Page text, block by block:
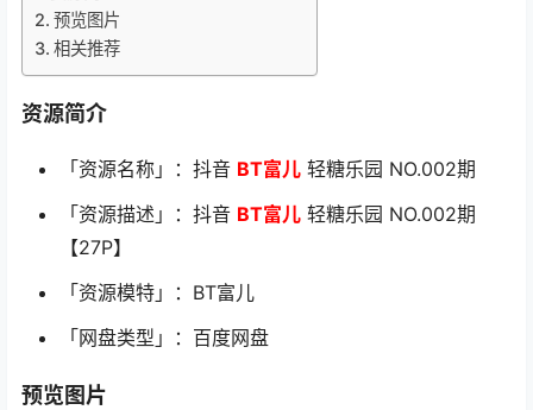
预览图片
相关推荐
资源简介
「资源名称」：抖音 BT富儿 轻糖乐园 NO.002期
「资源描述」：抖音 BT富儿 轻糖乐园 NO.002期
【27P】
「资源模特」：BT富儿
「网盘类型」：百度网盘
预览图片